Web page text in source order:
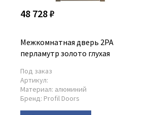
48 728 ₽
Межкомнатная дверь 2PA
перламутр золото глухая
Под заказ
Артикул:
Материал: алюминий
Бренд: Profil Doors